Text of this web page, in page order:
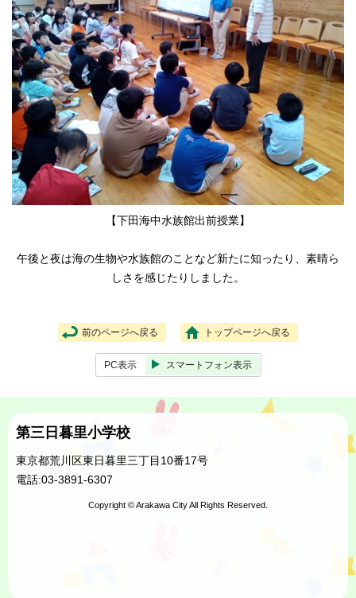
【下田海中水族館出前授業】
午後と夜は海の生物や水族館のことなど新たに知ったり、素晴ら
しさを感じたりしました。
前のページへ戻る トップページへ戻る
PC表示 スマートフォン表示
第三日暮里小学校
東京都荒川区東日暮里三丁目10番17号
電話:03-3891-6307
Copyright © Arakawa City All Rights Reserved.